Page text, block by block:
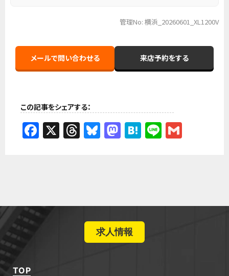
管理No: 横浜_20260601_XL1200V
メールで問い合わせる 来店予約をする
この記事をシェアする：
Facebook
X Threads
Bluesky
Mastodon
Hatena
Line
求人情報
TOP